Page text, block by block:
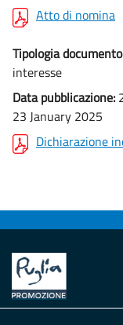
Atto di nomina
Tipologia
interesse
Data pubblicazione:
23 January 2025
Dichiarazione